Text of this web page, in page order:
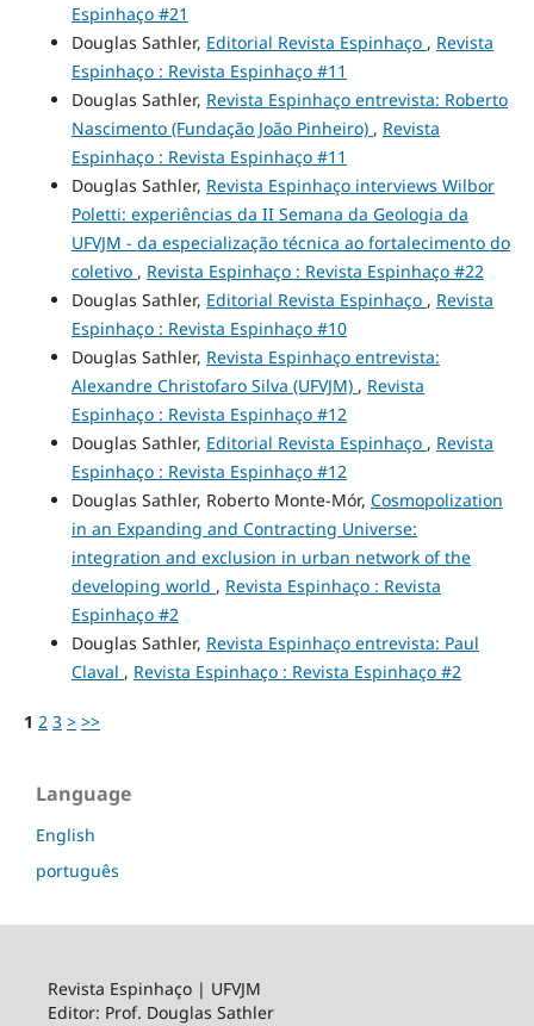
Espinhaço #21
Douglas Sathler, Editorial Revista Espinhaço , Revista
Espinhaço : Revista Espinhaço #11
Douglas Sathler, Revista Espinhaço entrevista: Roberto
Nascimento (Fundação João Pinheiro) , Revista
Espinhaço : Revista Espinhaço #11
Douglas Sathler, Revista Espinhaço interviews Wilbor
Poletti: experiências da II Semana da Geologia da
UFVJM - da especialização técnica ao fortalecimento do
coletivo , Revista Espinhaço : Revista Espinhaço #22
Douglas Sathler, Editorial Revista Espinhaço , Revista
Espinhaço : Revista Espinhaço #10
Douglas Sathler, Revista Espinhaço entrevista:
Alexandre Christofaro Silva (UFVJM) , Revista
Espinhaço : Revista Espinhaço #12
Douglas Sathler, Editorial Revista Espinhaço , Revista
Espinhaço : Revista Espinhaço #12
Douglas Sathler, Roberto Monte-Mór, Cosmopolization
in an Expanding and Contracting Universe:
integration and exclusion in urban network of the
developing world , Revista Espinhaço : Revista
Espinhaço #2
Douglas Sathler, Revista Espinhaço entrevista: Paul
Claval , Revista Espinhaço : Revista Espinhaço #2
1 2 3 > >>
Language
English
português
Revista Espinhaço | UFVJM
Editor: Prof. Douglas Sathler